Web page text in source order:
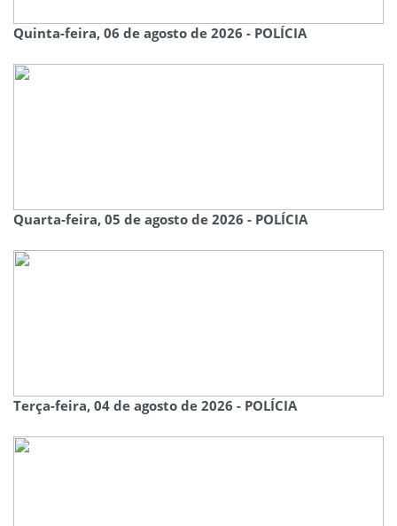
Quinta-feira, 06 de agosto de 2026 - POLÍCIA
Quarta-feira, 05 de agosto de 2026 - POLÍCIA
Terça-feira, 04 de agosto de 2026 - POLÍCIA